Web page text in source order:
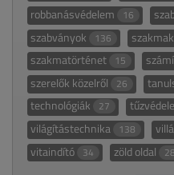
robbanásvédelem 16
szabványok 136
szakmatörténet 15
szerelők közelről 26
technológiák 27
világítástechnika 138
vitaindító 34 zöld oldal 28